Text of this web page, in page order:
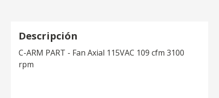
Descripción
C-ARM PART - Fan Axial 115VAC 109 cfm 3100
rpm